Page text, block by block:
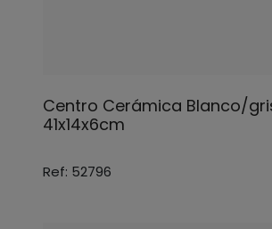
Centro Cerámica Blanco/
41x14x6cm
Ref: 52796